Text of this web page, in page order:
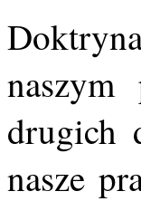
drugich
nasze